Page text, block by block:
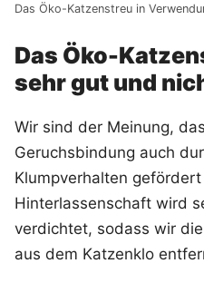
Das Öko-Katzenstreu in
Das Öko-
sehr gut und
Wir sind der Meinung,
Geruchsbindung auch
Klumpverhalten
Hinterlassenschaft wird
verdichtet, sodass wir
aus dem Katzenklo